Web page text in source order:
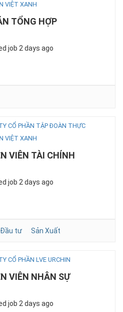
VIỆT XANH
TỔNG HỢP
job 2 days ago
CỔ PHẦN TẬP ĐOÀN THỰC
VIỆT XANH
VIÊN TÀI CHÍNH
job 2 days ago
Đầu tư Sản Xuất
CỔ PHẦN LVE URCHIN
VIÊN NHÂN SỰ
job 2 days ago